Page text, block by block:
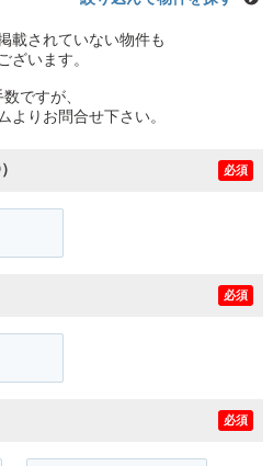
載されていない物件も
ざいます。
ですが、
よりお問合せ下さい。
必須
必須
必須